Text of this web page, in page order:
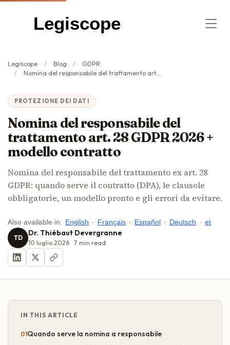
Legiscope
Legiscope Blog
GDPR
Nomina del responsabile del trattamento art. 28 GDPR 2026 + modello contratto
PROTEZIONE DEI DATI
Nomina del responsabile del
trattamento art. 28 GDPR 2026 +
modello contratto
Nomina del responsabile del trattamento ex art. 28
GDPR: quando serve il contratto (DPA), le clausole
obbligatorie, un modello pronto e gli errori da evitare.
Also available in: English · Français · Español · Deutsch · et
TD Dr. Thiébaut Devergranne
10 luglio 2026 7 min read
IN THIS ARTICLE
Quando serve la nomina a responsabile